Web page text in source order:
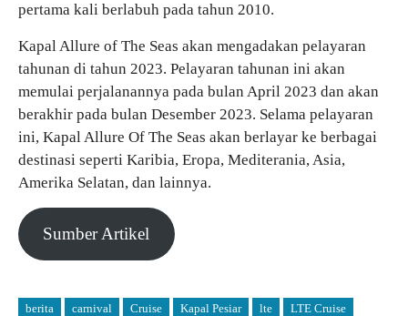
pertama kali berlabuh pada tahun 2010.
Kapal Allure of The Seas akan mengadakan pelayaran
tahunan di tahun 2023. Pelayaran tahunan ini akan
memulai perjalanannya pada bulan April 2023 dan akan
berakhir pada bulan Desember 2023. Selama pelayaran
ini, Kapal Allure Of The Seas akan berlayar ke berbagai
destinasi seperti Karibia, Eropa, Mediterania, Asia,
Amerika Selatan, dan lainnya.
Sumber Artikel
berita carnival Cruise Kapal Pesiar lte
LTE Cruise